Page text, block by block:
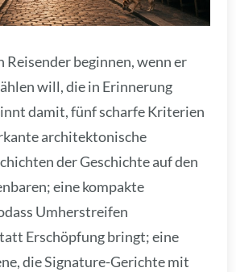
beginnen, wenn er
will, die in Erinnerung
damit, fünf scharfe Kriterien
architektonische
der Geschichte auf den
eine kompakte
Umherstreifen
Erschöpfung bringt; eine
die Signature-Gerichte mit